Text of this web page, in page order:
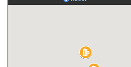
Brouwerij Martinus in Groningen
Opener Bier in Dongen
Hommeles Bier in Schalkwijk